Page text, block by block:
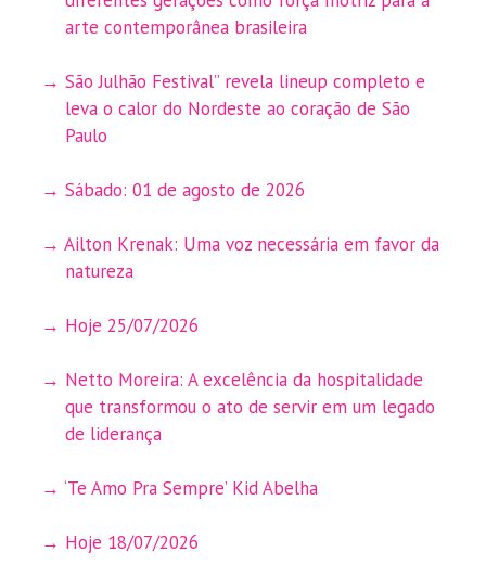
arte contemporânea brasileira
São Julhão Festival” revela lineup completo e
leva o calor do Nordeste ao coração de São
Paulo
Sábado: 01 de agosto de 2026
Ailton Krenak: Uma voz necessária em favor da
natureza
Hoje 25/07/2026
Netto Moreira: A excelência da hospitalidade
que transformou o ato de servir em um legado
de liderança
‘Te Amo Pra Sempre’ Kid Abelha
Hoje 18/07/2026